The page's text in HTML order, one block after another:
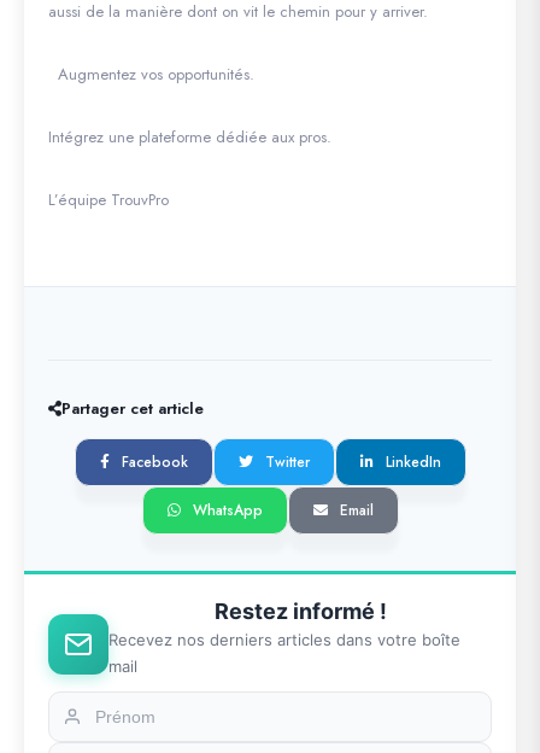
aussi de la manière dont on vit le chemin pour y arriver.
Augmentez vos opportunités.
Intégrez une plateforme dédiée aux pros.
L’équipe TrouvPro
Partager cet article
Facebook Twitter LinkedIn
WhatsApp Email
Restez informé !
Recevez nos derniers articles dans votre boîte
mail